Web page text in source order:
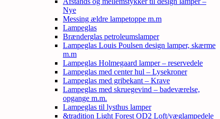
Nye
Messing ældre lampetoppe m.m
Lampeglas
Brænderglas petroleumslamper
Lampeglas Louis Poulsen design lamper, skærme
m.m
Lampeglas Holmegaard lamper – reservedele
Lampeglas med center hul – Lysekroner
Lampeglas med gribekant – Krave
Lampeglas med skruegevind – badeværelse,
opgange m.m.
Lampeglas til lysthus lamper
&tradition Light Forest OD2 Loft/væglampedele